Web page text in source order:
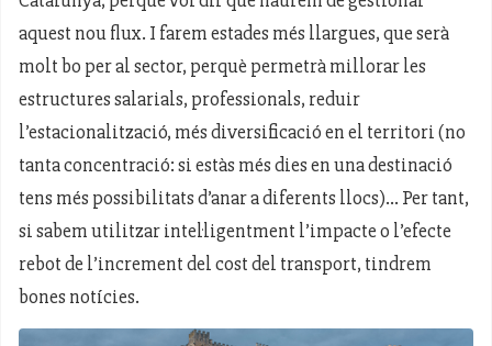
aquest nou flux. I farem estades més llargues, que serà
molt bo per al sector, perquè permetrà millorar les
estructures salarials, professionals, reduir
l’estacionalització, més diversificació en el territori (no
tanta concentració: si estàs més dies en una destinació
tens més possibilitats d’anar a diferents llocs)... Per tant,
si sabem utilitzar intel·ligentment l’impacte o l’efecte
rebot de l’increment del cost del transport, tindrem
bones notícies.